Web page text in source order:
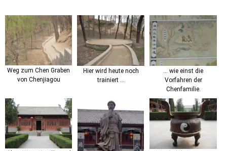
Weg zum Chen Graben
von Chenjiagou
Hier wird heute noch
trainiert ...
... wie einst die
Vorfahren der
Chenfamilie.